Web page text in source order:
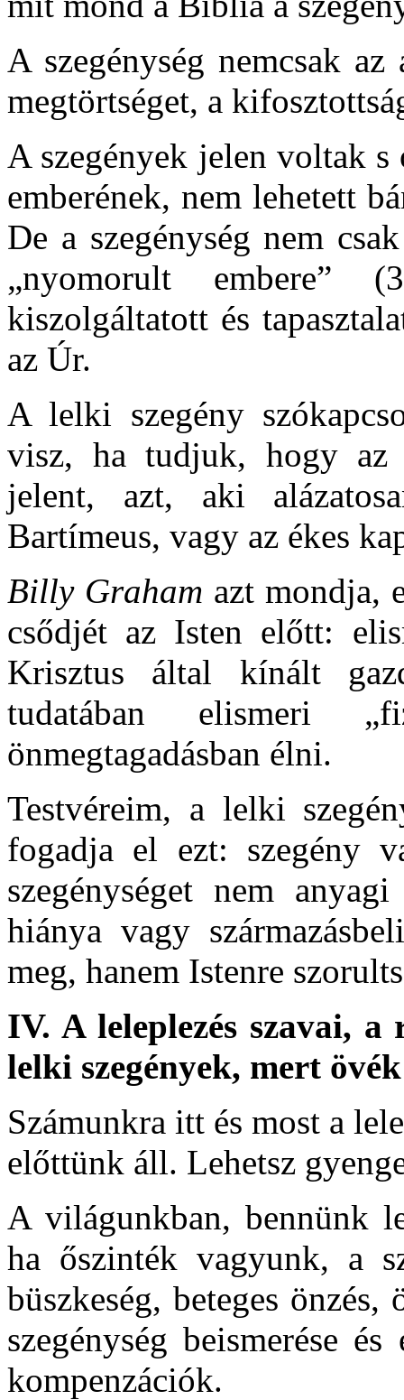
A szegénység nemcsak
megtörtséget, a
A szegények jelen voltak
emberének, nem lehetett
De a szegénység nem
„nyomorult embere”
kiszolgáltatott és
az Úr.
A lelki szegény
visz, ha tudjuk, hogy az
jelent, azt, aki
Bartímeus, vagy az ékes
Billy Graham azt mondja,
csődjét az Isten előtt:
Krisztus által kínált
tudatában elismeri
önmegtagadásban élni.
Testvéreim, a lelki
fogadja el ezt: szegény
szegénységet nem
hiánya vagy
meg, hanem Istenre
IV. A leleplezés szavai, a
lelki szegények, mert
Számunkra itt és most a
előttünk áll. Lehetsz
A világunkban, bennünk
ha őszinték vagyunk, a
büszkeség, beteges
szegénység beismerése
kompenzációk.